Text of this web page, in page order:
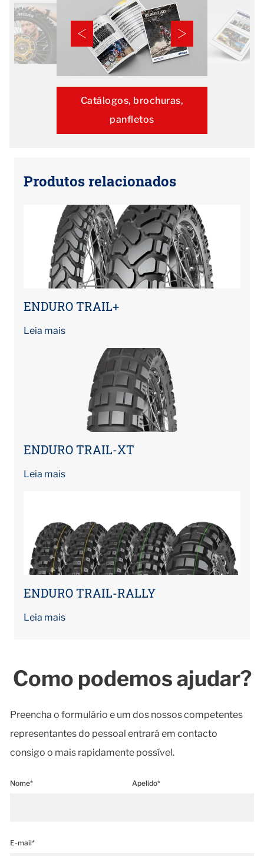
Catálogos, brochuras,
panfletos
Produtos relacionados
ENDURO TRAIL+
Leia mais
ENDURO TRAIL-XT
Leia mais
ENDURO TRAIL-RALLY
Leia mais
Como podemos ajudar?
Preencha o formulário e um dos nossos competentes
representantes do pessoal entrará em contacto
consigo o mais rapidamente possível.
Nome* Apelido*
E-mail*